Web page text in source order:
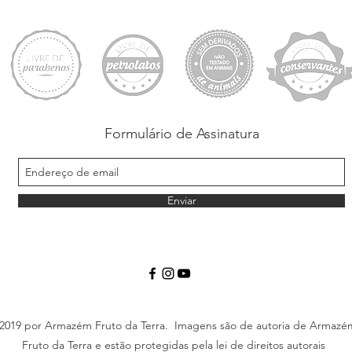
Formulário de Assinatura
Enviar
por Armazém Fruto da Terra. Imagens são de autoria de
Fruto da Terra e estão protegidas pela lei de direitos autorais